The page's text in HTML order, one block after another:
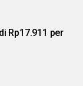
Rp17.911 per